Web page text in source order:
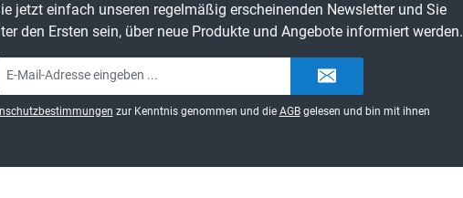
jetzt einfach unseren regelmäßig erscheinenden Newsletter und Sie
den Ersten sein, über neue Produkte und Angebote informiert werden.
Mail-
Adresse*
zur Kenntnis genommen und die AGBgelesen und bin mit ihnen